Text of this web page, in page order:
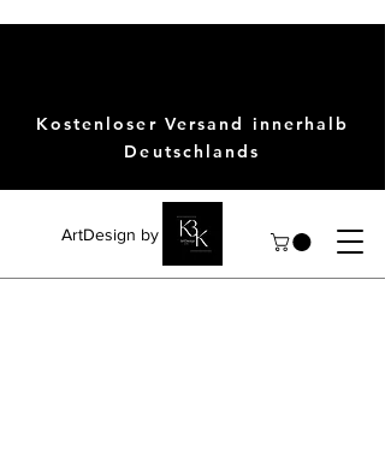
ArtDesign by KBK
Kostenloser Versand innerhalb
Deutschlands